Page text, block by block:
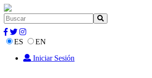
ES
EN
Iniciar Sesión